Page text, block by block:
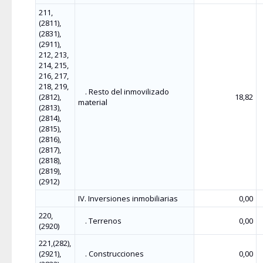
211,
(2811),
(2831),
(2911),
212, 213,
214, 215,
216, 217,
218, 219,
(2812),
(2813),
(2814),
(2815),
(2816),
(2817),
(2818),
(2819),
(2912)
. Resto del inmovilizado
material
18,82
IV. Inversiones inmobiliarias
0,00
220,
(2920)
. Terrenos 0,00
221,(282),
(2921),
. Construcciones 0,00